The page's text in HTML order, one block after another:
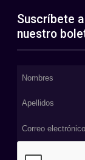
Suscríbete a
nuestro